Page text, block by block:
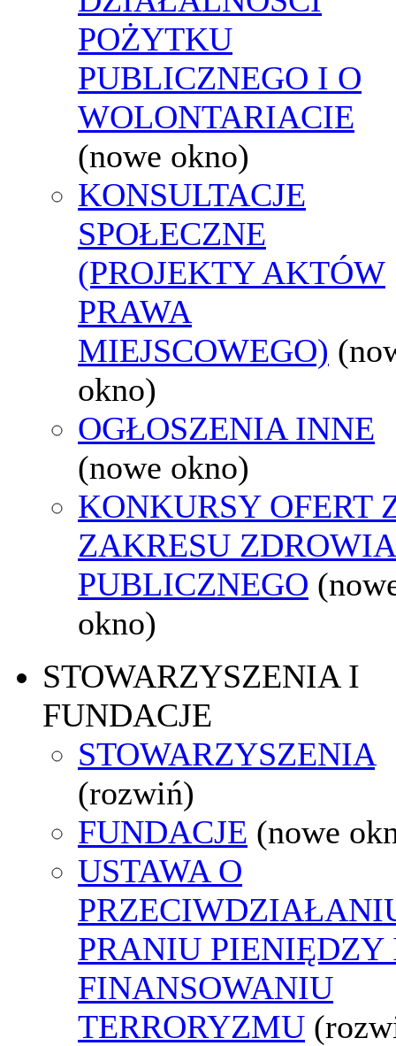
POŻYTKU
PUBLICZNEGO I O
WOLONTARIACIE
(nowe okno)
KONSULTACJE
SPOŁECZNE
(PROJEKTY AKTÓW
PRAWA
MIEJSCOWEGO)
okno)
OGŁOSZENIA INNE
(nowe okno)
KONKURSY OFERT
ZAKRESU ZDROWIA
PUBLICZNEGO
okno)
STOWARZYSZENIA I
FUNDACJE
STOWARZYSZENIA
(rozwiń)
FUNDACJE (nowe
USTAWA O
PRANIU PIENIĘDZY
FINANSOWANIU
TERRORYZMU